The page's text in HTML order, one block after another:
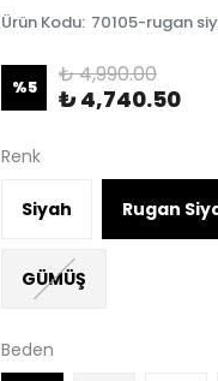
Ürün Kodu: 70105-rugan
%5 ₺ 4,990.00
₺ 4,740.50
Renk
Siyah Rugan
GÜMÜŞ
Beden